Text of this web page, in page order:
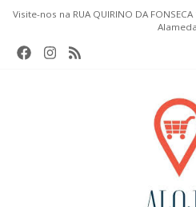
Visite-nos na RUA QUIRINO DA